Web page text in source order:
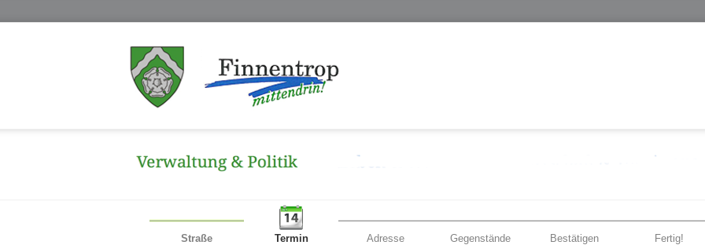
Straße Termin Adresse Gegenstände Bestätigen Fertig!